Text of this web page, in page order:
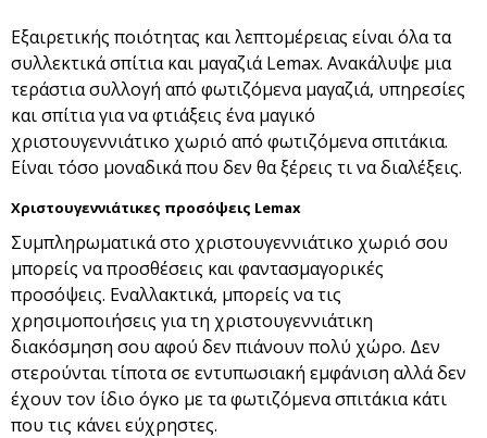
Εξαιρετικής ποιότητας και λεπτομέρειας είναι όλα τα
συλλεκτικά σπίτια και μαγαζιά Lemax. Ανακάλυψε μια
τεράστια συλλογή από φωτιζόμενα μαγαζιά, υπηρεσίες
και σπίτια για να φτιάξεις ένα μαγικό
χριστουγεννιάτικο χωριό από φωτιζόμενα σπιτάκια.
Είναι τόσο μοναδικά που δεν θα ξέρεις τι να διαλέξεις.
Χριστουγεννιάτικες προσόψεις Lemax
Συμπληρωματικά στο χριστουγεννιάτικο χωριό σου
μπορείς να προσθέσεις και φαντασμαγορικές
προσόψεις. Εναλλακτικά, μπορείς να τις
χρησιμοποιήσεις για τη χριστουγεννιάτικη
διακόσμηση σου αφού δεν πιάνουν πολύ χώρο. Δεν
στερούνται τίποτα σε εντυπωσιακή εμφάνιση αλλά δεν
έχουν τον ίδιο όγκο με τα φωτιζόμενα σπιτάκια κάτι
που τις κάνει εύχρηστες.